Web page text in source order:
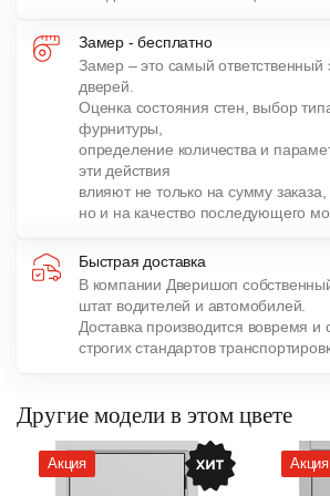
Замер - бесплатно
Замер – это самый ответственный
дверей.
Оценка состояния стен, выбор
фурнитуры,
определение количества и
эти действия
влияют не только на сумму заказа,
но и на качество последующего
Быстрая доставка
В компании Дверишоп
штат водителей и автомобилей.
Доставка производится вовремя
строгих стандартов
Другие модели в этом цвете
Акция Акция